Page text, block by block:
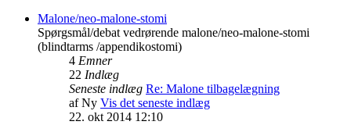
Malone/neo-malone-stomi
Spørgsmål/debat vedrørende malone/neo-malone-stomi
(blindtarms /appendikostomi)
4 Emner
22 Indlæg
Seneste indlæg Re: Malone tilbagelægning
afNy Vis det seneste indlæg
22. okt 2014 12:10